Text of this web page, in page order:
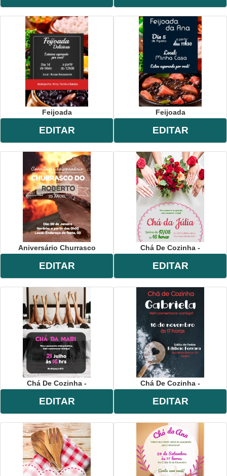
Feijoada
EDITAR
Feijoada
EDITAR
Aniversário Churrasco
EDITAR
Chá De Cozinha -
EDITAR
Chá De Cozinha -
EDITAR
Chá De Cozinha -
EDITAR